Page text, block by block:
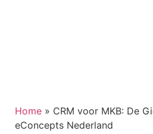
Home » CRM voor MKB: De
eConcepts Nederland